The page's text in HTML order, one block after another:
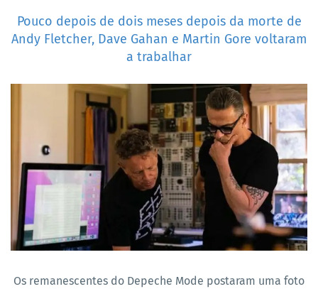
Pouco depois de dois meses depois da morte de
Andy Fletcher, Dave Gahan e Martin Gore voltaram
a trabalhar
Os remanescentes do Depeche Mode postaram uma foto